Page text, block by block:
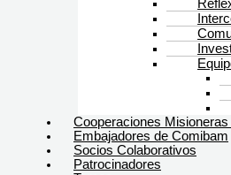
Cooperaciones
Embajadores de Comibam
Socios Colaborativos
Patrocinadores